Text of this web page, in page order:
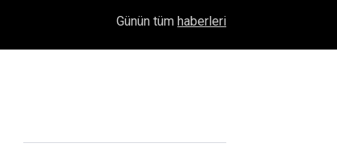
1504 Kep, Tek Bir Hedef: Bilim Kenti Çubuk
Günün tüm haberleri